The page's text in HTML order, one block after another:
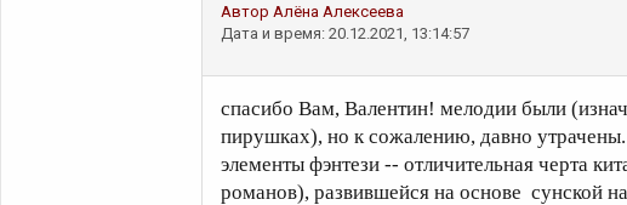
Автор Алёна Алексеева
Дата и время: 20.12.2021, 13:14:57
спасибо Вам, Валентин! мелодии были
пирушках), но к сожалению, давно утрачены.
элементы фэнтези -- отличительная черта
романов), развившейся на основе сунской